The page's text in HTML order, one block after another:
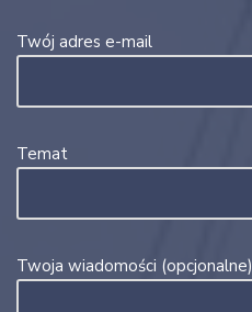
Twój adres e-mail
Temat
Twoja wiadomości (opcjonalne)